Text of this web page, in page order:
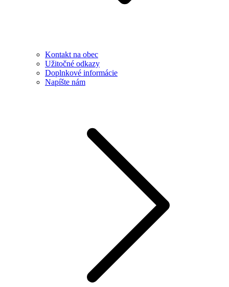
Kontakt na obec
Užitočné odkazy
Doplnkové informácie
Napíšte nám